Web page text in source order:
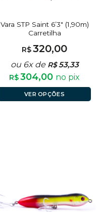
Vara STP Saint 6’3″ (1,90m)
Carretilha
R$320,00
ou 6x de R$53,33
R$304,00 no pix
VER OPÇÕES